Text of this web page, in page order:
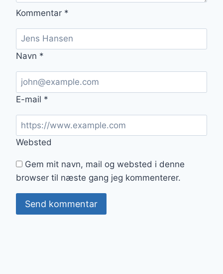
Kommentar *
Navn *
E-mail *
Websted
Gem mit navn, mail og websted i denne
browser til næste gang jeg kommenterer.